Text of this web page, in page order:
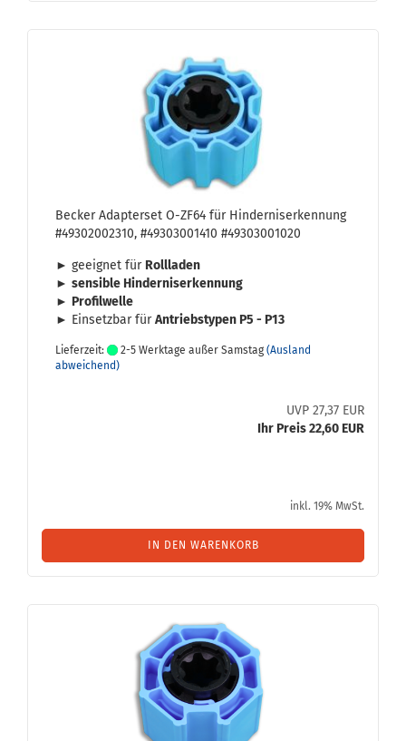
Be­cker Ad­ap­ter­set O-​ZF64 für Hin­der­nis­er­ken­nung
#49302002310, #49303001410 #49303001020
► ge­eig­net für Roll­la­den
► sen­si­ble Hin­der­nis­er­ken­nung
► Pro­fil­wel­le
► Ein­setz­bar fürAn­triebs­ty­pen P5 - P13
Lieferzeit: 2-5 Werktage außer Samstag (Ausland
abweichend)
UVP 27,37 EUR
Ihr Preis 22,60 EUR
inkl. 19% MwSt.
IN DEN WARENKORB